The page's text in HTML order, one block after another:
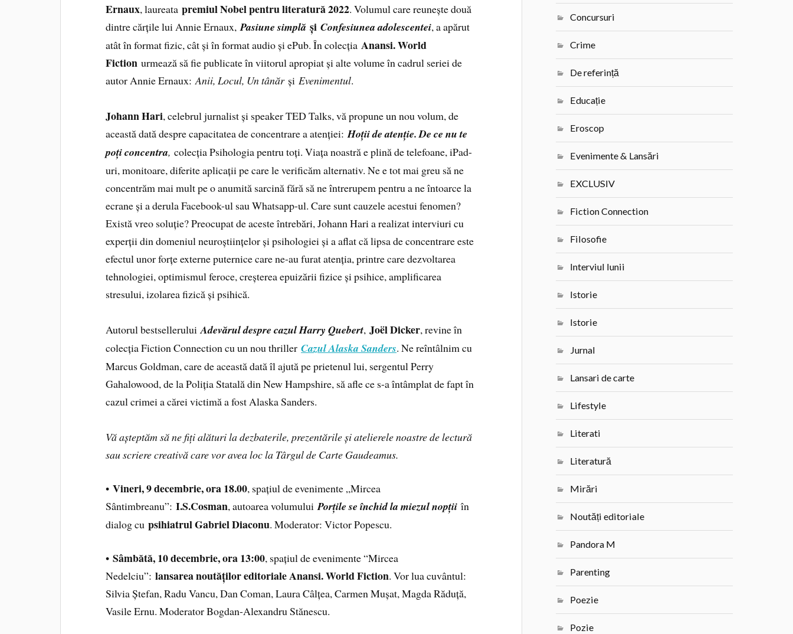
Ernaux, laureatapremiul Nobel pentru literatură 2022. Volumul care reunește două
dintre cărțile lui Annie Ernaux,Pasiune simplășiConfesiunea adolescentei, a apărut
atât în format fizic, cât și în format audio și ePub. În colecțiaAnansi. World
Fiction urmează să fie publicate în viitorul apropiat și alte volume în cadrul seriei de
autor Annie Ernaux:Anii, Locul, Un tânăr șiEvenimentul.
Johann Hari, celebrul jurnalist și speaker TED Talks, vă propune un nou volum, de
această dată despre capacitatea de concentrare a atenției:Hoții de atenție. De ce nu te
poți concentra, colecția Psihologia pentru toți. Viața noastră e plină de telefoane, iPad-
uri, monitoare, diferite aplicații pe care le verificăm alternativ. Ne e tot mai greu să ne
concentrăm mai mult pe o anumită sarcină fără să ne întrerupem pentru a ne întoarce la
ecrane și a derula Facebook-ul sau Whatsapp-ul. Care sunt cauzele acestui fenomen?
Există vreo soluție? Preocupat de aceste întrebări, Johann Hari a realizat interviuri cu
experții din domeniul neuroștiințelor și psihologiei și a aflat că lipsa de concentrare este
efectul unor forțe externe puternice care ne-au furat atenția, printre care dezvoltarea
tehnologiei, optimismul feroce, creșterea epuizării fizice și psihice, amplificarea
stresului, izolarea fizică și psihică.
Autorul bestselleruluiAdevărul despre cazul Harry Quebert,Joël Dicker, revine în
colecția Fiction Connection cu un nou thrillerCazul Alaska Sanders. Ne reîntâlnim cu
Marcus Goldman, care de această dată îl ajută pe prietenul lui, sergentul Perry
Gahalowood, de la Poliția Statală din New Hampshire, să afle ce s-a întâmplat de fapt în
cazul crimei a cărei victimă a fost Alaska Sanders.
Vă așteptăm să ne fiți alături la dezbaterile, prezentările și atelierele noastre de lectură
sau scriere creativă care vor avea loc la Târgul de Carte Gaudeamus.
•Vineri, 9 decembrie, ora 18.00, spațiul de evenimente „Mircea
Sântimbreanu”:I.S.Cosman, autoarea volumuluiPorțile se închid la miezul nopții în
dialog cu psihiatrul Gabriel Diaconu. Moderator: Victor Popescu.
•Sâmbătă, 10 decembrie, ora 13:00, spațiul de evenimente “Mircea
Nedelciu”:lansarea noutăților editoriale Anansi. World Fiction. Vor lua cuvântul:
Silvia Ștefan, Radu Vancu, Dan Coman, Laura Câlțea, Carmen Mușat, Magda Răduță,
Vasile Ernu. Moderator Bogdan-Alexandru Stănescu.
Concursuri
Crime
De referință
Educație
Eroscop
Evenimente & Lansări
EXCLUSIV
Fiction Connection
Filosofie
Interviul lunii
Istorie
Istorie
Jurnal
Lansari de carte
Lifestyle
Literati
Literatură
Mirări
Noutăți editoriale
Pandora M
Parenting
Poezie
Pozie